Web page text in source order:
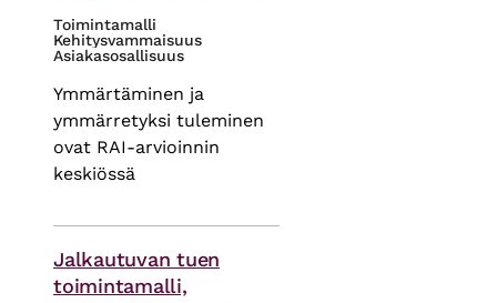
Toimintamalli
Kehitysvammaisuus
Asiakasosallisuus
Ymmärtäminen ja
ymmärretyksi tuleminen
ovat RAI-arvioinnin
keskiössä
Jalkautuvan tuen
toimintamalli,